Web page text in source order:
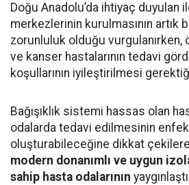
Doğu Anadolu’da ihtiyaç duyulan
merkezlerinin kurulmasının artık
zorunluluk olduğu
ve kanser hastalarının tedavi
koşullarının iyileştirilmesi
Bağışıklık sistemi hassas olan
odalarda tedavi edilmesinin
oluşturabileceğine dikkat
modern donanımlı ve uygun
sahip hasta odalarının